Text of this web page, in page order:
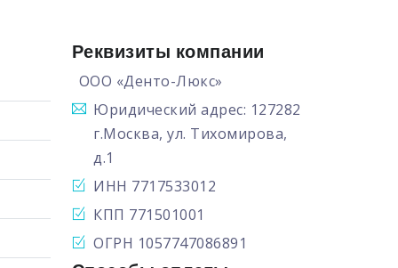
Реквизиты компании
ООО «Денто-Люкс»
Юридический адрес: 127282
г.Москва, ул. Тихомирова,
д.1
ИНН 7717533012
КПП 771501001
ОГРН 1057747086891